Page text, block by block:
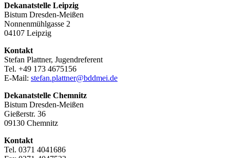
Dekanatstelle Leipzig
Bistum Dresden-Meißen
Nonnenmühlgasse 2
04107 Leipzig
Kontakt
Stefan Plattner, Jugendreferent
Tel. +49 173 4675156
E-Mail: stefan.plattner@bddmei.de
Dekanatstelle Chemnitz
Bistum Dresden-Meißen
Gießerstr. 36
09130 Chemnitz
Kontakt
Tel. 0371 4041686